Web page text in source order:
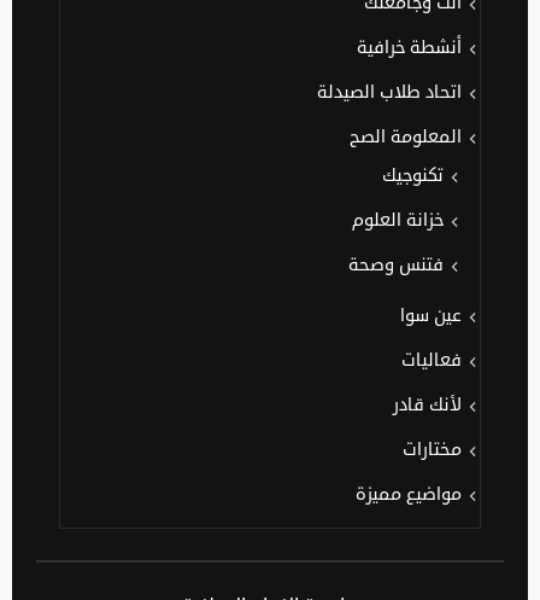
أنشطة خرافية
اتحاد طلاب الصيدلة
المعلومة الصح
تكنوجيك
خزانة العلوم
فتنس وصحة
عين سوا
فعاليات
لأنك قادر
مختارات
مواضيع مميزة